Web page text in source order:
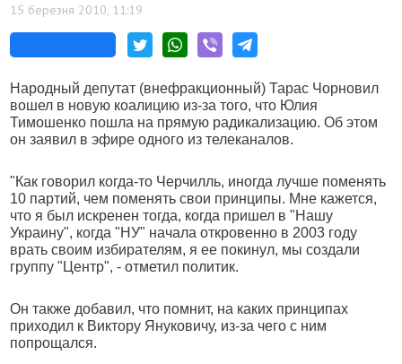
15 березня 2010, 11:19
Народный депутат (внефракционный) Тарас Чорновил
вошел в новую коалицию из-за того, что Юлия
Тимошенко пошла на прямую радикализацию. Об этом
он заявил в эфире одного из телеканалов.
"Как говорил когда-то Черчилль, иногда лучше поменять
10 партий, чем поменять свои принципы. Мне кажется,
что я был искренен тогда, когда пришел в "Нашу
Украину", когда "НУ" начала откровенно в 2003 году
врать своим избирателям, я ее покинул, мы создали
группу "Центр", - отметил политик.
Он также добавил, что помнит, на каких принципах
приходил к Виктору Януковичу, из-за чего с ним
попрощался.